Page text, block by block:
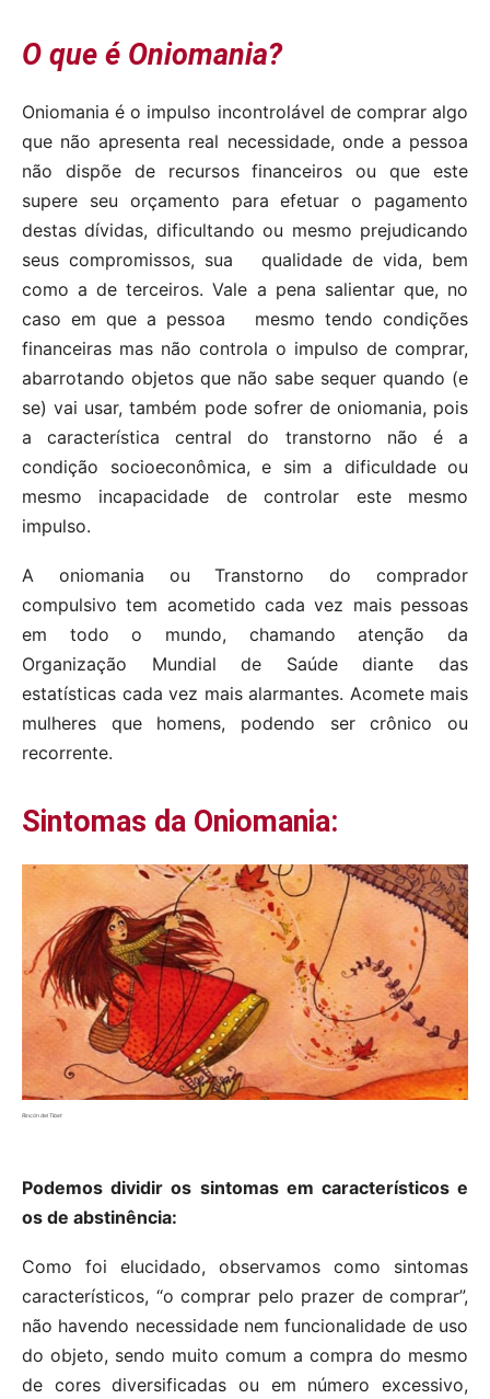
O que é Oniomania?
Oniomania é o impulso incontrolável de comprar algo
que não apresenta real necessidade, onde a pessoa
não dispõe de recursos financeiros ou que este
supere seu orçamento para efetuar o pagamento
destas dívidas, dificultando ou mesmo prejudicando
seus compromissos, sua
qualidade de vida, bem
como a de terceiros. Vale a pena salientar que, no
caso em que a pessoa
mesmo tendo condições
financeiras mas não controla o impulso de comprar,
abarrotando objetos que não sabe sequer quando (e
se) vai usar, também pode sofrer de oniomania, pois
a característica central do transtorno não é a
condição socioeconômica, e sim a dificuldade ou
mesmo incapacidade de controlar este mesmo
impulso.
A oniomania ou Transtorno do comprador
compulsivo tem acometido cada vez mais pessoas
em todo o mundo, chamando atenção da
Organização Mundial de Saúde diante das
estatísticas cada vez mais alarmantes. Acomete mais
mulheres que homens, podendo ser crônico ou
recorrente.
Sintomas da Oniomania:
Rincón del Tibet
Podemos dividir os sintomas em característicos e
os de abstinência:
Como foi elucidado, observamos como sintomas
característicos, “o comprar pelo prazer de comprar”,
não havendo necessidade nem funcionalidade de uso
do objeto, sendo muito comum a compra do mesmo
de cores diversificadas ou em número excessivo,